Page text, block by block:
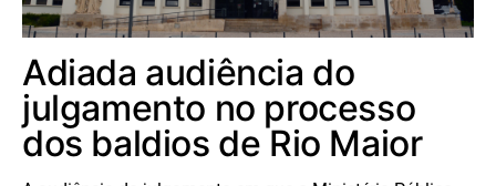
Adiada audiência do
julgamento no processo
dos baldios de Rio Maior